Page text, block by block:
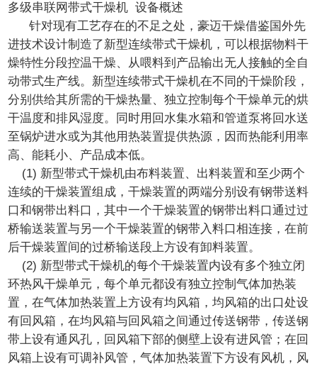
多级串联网带式干燥机 设备概述
针对现有工艺存在的不足之处，豪迈干燥借鉴国外先
进技术设计制造了新型连续带式干燥机，可以根据物料干
燥特性分段控温干燥、从喂料到产品输出无人接触的全自
动带式生产线。新型连续带式干燥机在不同的干燥阶段，
分别供给其所需的干燥热量、独立控制每个干燥单元的烘
干温度和排风湿度。同时用回水集水箱和管道泵将回水送
至锅炉进水或为其他用热装置提供热源，因而热能利用率
高、能耗小、产品成本低。
(1) 新型带式干燥机由布料装置、出料装置和至少两个
连续的干燥装置组成，干燥装置的两端分别设有钢带送料
口和钢带出料口，其中一个干燥装置的钢带出料口通过过
桥输送装置与另一个干燥装置的钢带入料口相连接，在前
后干燥装置间的过桥输送段上方设有卸料装置。
(2) 新型带式干燥机的每个干燥装置内设有多个独立闭
环热风干燥单元，每个单元都设有独立控制气体加热装
置，在气体加热装置上方设有均风箱，均风箱的出口处设
有回风箱，在均风箱与回风箱之间通过传送钢带，传送钢
带上设有通风孔，回风箱下部的侧壁上设有进风管；在回
风箱上设有可调补风管，气体加热装置下方设有风机，风